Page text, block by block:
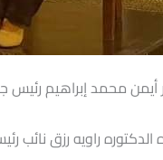
أيمن محمد إبراهيم
راويه رزق نائب